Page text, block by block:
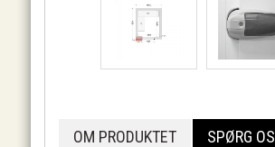
OM PRODUKTET SPØRG OS